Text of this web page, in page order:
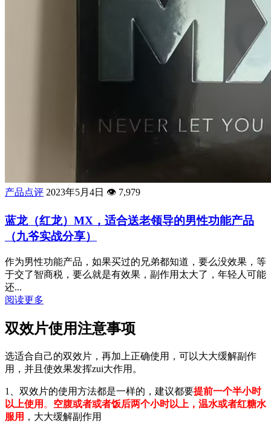
产品点评 2023年5月4日 👁️ 7,979
蓝龙（红龙）MX，适合送老领导的男性功能产品
（九爷实战分享）
作为男性功能产品，如果买过的兄弟都知道，要么没效果，等
于交了智商税，要么就是有效果，副作用太大了，年轻人可能
还...
阅读更多
双效片使用注意事项
选适合自己的双效片，再加上正确使用，可以大大缓解副作
用，并且使效果发挥zui大作用。
1、双效片的使用方法都是一样的，建议都要提前一个半小时
以上使用 。 空腹或者或者饭后两个小时以上，温水或者红糖水
服用 ，大大缓解副作用